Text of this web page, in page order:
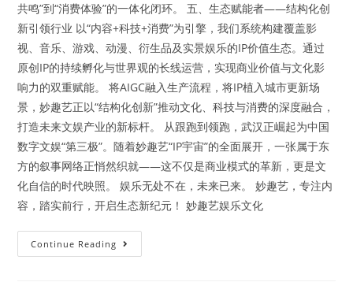
共鸣”到“消费体验”的一体化闭环。 五、生态赋能者——结构化创
新引领行业 以“内容+科技+消费”为引擎，我们系统构建覆盖影
视、音乐、游戏、动漫、衍生品及实景娱乐的IP价值生态。通过
原创IP的持续孵化与世界观的长线运营，实现商业价值与文化影
响力的双重赋能。 将AIGC融入生产流程，将IP植入城市更新场
景，妙趣艺正以“结构化创新”推动文化、科技与消费的深度融合，
打造未来文娱产业的新标杆。 从跟跑到领跑，武汉正崛起为中国
数字文娱“第三极”。随着妙趣艺“IP宇宙”的全面展开，一张属于东
方的叙事网络正悄然织就——这不仅是商业模式的革新，更是文
化自信的时代映照。 娱乐无处不在，未来已来。 妙趣艺，专注内
容，踏实前行，开启生态新纪元！ 妙趣艺娱乐文化
Continue Reading